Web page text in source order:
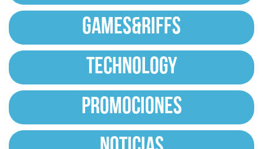
GAMES&RIFFS
TECHNOLOGY
PROMOCIONES